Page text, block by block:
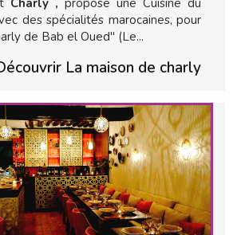
Charly , propose une Cuisine du
des spécialités marocaines, pour
de Bab el Oued" (Le...
La maison de charly